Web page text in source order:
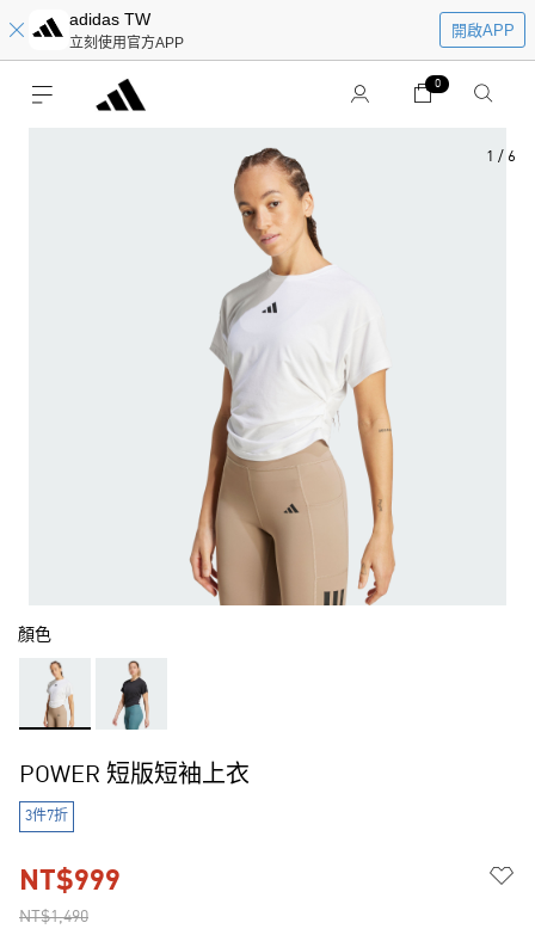
adidas TW
立刻使用官方APP
開啟APP
0
1 / 6
顏色
POWER 短版短袖上衣
3件7折
NT$1,490
NT$999